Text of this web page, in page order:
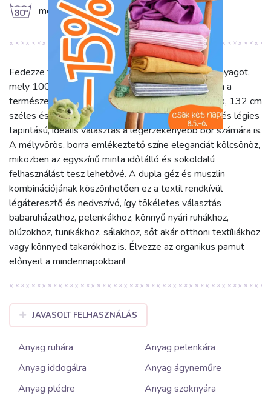
g mossuk 30°C hőmérsékleten
Fedezze fel a Dupla géz/muszlin wine ORGANIC anyagot,
mely 100% organikus pamutból készült, garantálva a
természetességet és a kényelmet. Ez a különleges, 132 cm
széles és 130 g/m2 súlyú anyag kivételesen puha és légies
tapintású, ideális választás a legérzékenyebb bőr számára is.
A mélyvörös, borra emlékeztető színe eleganciát kölcsönöz,
miközben az egyszínű minta időtálló és sokoldalú
felhasználást tesz lehetővé. A dupla géz és muszlin
kombinációjának köszönhetően ez a textil rendkívül
légáteresztő és nedvszívó, így tökéletes választás
babaruházathoz, pelenkákhoz, könnyű nyári ruhákhoz,
blúzokhoz, tunikákhoz, sálakhoz, sőt akár otthoni textíliákhoz
vagy könnyed takarókhoz is. Élvezze az organikus pamut
előnyeit a mindennapokban!
JAVASOLT FELHASZNÁLÁS
Anyag ruhára
Anyag pelenkára
Anyag iddogálra
Anyag ágyneműre
Anyag plédre
Anyag szoknyára